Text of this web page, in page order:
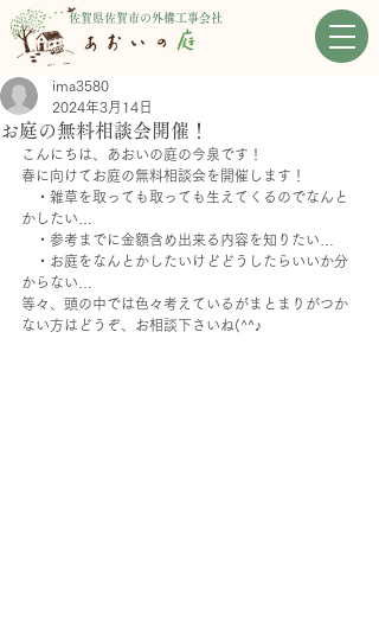
佐賀県佐賀市の外構工事会社
お庭の無料相談会開催！
ima3580
2024年3月14日
こんにちは、あおいの庭の今泉です！
春に向けてお庭の無料相談会を開催します！
・雑草を取っても取っても生えてくるのでなんと
かしたい…
・参考までに金額含め出来る内容を知りたい…
・お庭をなんとかしたいけどどうしたらいいか分
からない…
等々、頭の中では色々考えているがまとまりがつか
ない方はどうぞ、お相談下さいね(^^♪